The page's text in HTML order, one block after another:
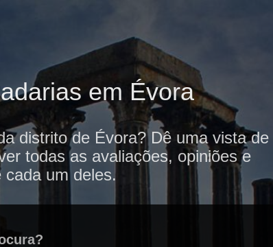
em Évora
distrito de Évora? Dê uma vista de
todas as avaliações, opiniões e
um deles.